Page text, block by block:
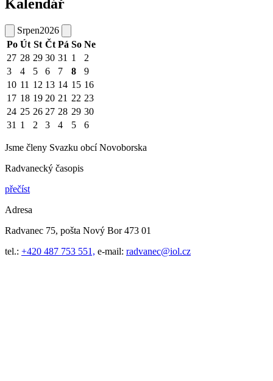
Kalendář
Srpen2026
Po Út St Čt Pá So Ne
27 28 29 30 31 1
2
3
4 5 6 7 8
9
10 11 12 13 14 15 16
17 18 19 20 21 22 23
24 25 26 27 28 29 30
31 1 2 3 4 5 6
Jsme členy Svazku obcí Novoborska
Radvanecký časopis
přečíst
Adresa
Radvanec 75, pošta Nový Bor 473 01
tel.: +420 487 753 551, e-mail: radvanec@iol.cz